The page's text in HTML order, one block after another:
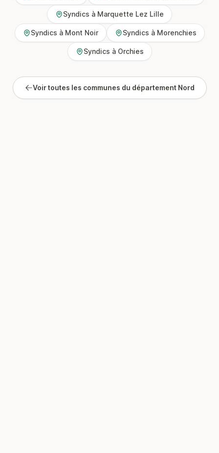
Syndics à Marquette Lez Lille
Syndics à Mont Noir Syndics à Morenchies
Syndics à Orchies
Voir toutes les communes du département Nord